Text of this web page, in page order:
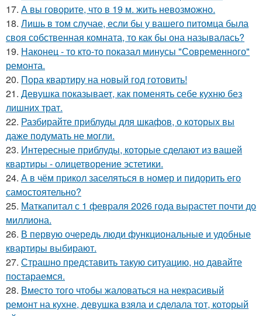
17. А вы говорите, что в 19 м. жить невозможно.
18. Лишь в том случае, если бы у вашего питомца была
своя собственная комната, то как бы она называлась?
19. Наконец - то кто-то показал минусы "Современного"
ремонта.
20. Пора квартиру на новый год готовить!
21. Девушка показывает, как поменять себе кухню без
лишних трат.
22. Разбирайте приблуды для шкафов, о которых вы
даже подумать не могли.
23. Интересные приблуды, которые сделают из вашей
квартиры - олицетворение эстетики.
24. А в чём прикол заселяться в номер и пидорить его
самостоятельно?
25. Маткапитал с 1 февраля 2026 года вырастет почти до
миллиона.
26. В первую очередь люди функциональные и удобные
квартиры выбирают.
27. Страшно представить такую ситуацию, но давайте
постараемся.
28. Вместо того чтобы жаловаться на некрасивый
ремонт на кухне, девушка взяла и сделала тот, который